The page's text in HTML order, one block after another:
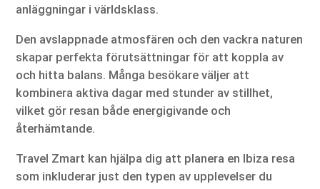
anläggningar i världsklass.
Den avslappnade atmosfären och den vackra naturen
skapar perfekta förutsättningar för att koppla av
och hitta balans. Många besökare väljer att
kombinera aktiva dagar med stunder av stillhet,
vilket gör resan både energigivande och
återhämtande.
Travel Zmart kan hjälpa dig att planera en Ibiza resa
som inkluderar just den typen av upplevelser du